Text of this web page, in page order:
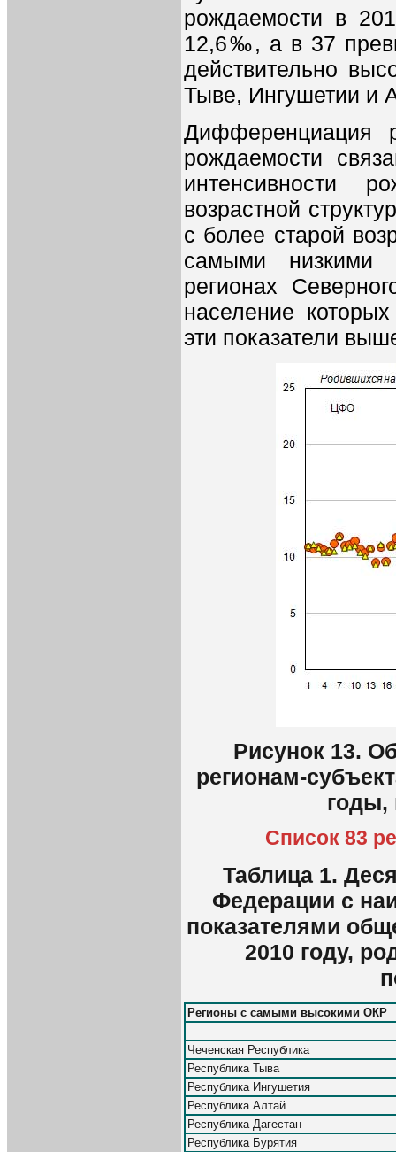
рождаемости в
12,6‰, а в 37
действительно
Тыве, Ингушетии и
Дифференциация
рождаемости
интенсивности
возрастной
с более старой
самыми низкими
регионах
население
эти показатели
Рисунок 13.
регионам-
годы,
Список 83
Таблица 1.
Федерации с
показателями
2010 году,
Регионы с самыми высокими ОКР
Чеченская Республика
Республика Тыва
Республика Ингушетия
Республика Алтай
Республика Дагестан
Республика Бурятия